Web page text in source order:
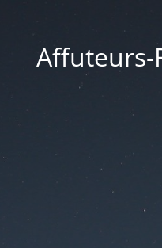
Affuteurs-